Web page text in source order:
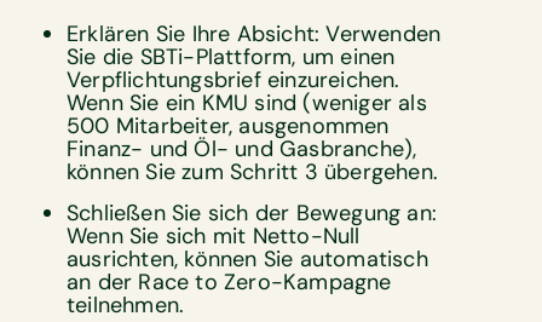
Erklären Sie Ihre Absicht: Verwenden
Sie die SBTi-Plattform, um einen
Verpflichtungsbrief einzureichen.
Wenn Sie ein KMU sind (weniger als
500 Mitarbeiter, ausgenommen
Finanz- und Öl- und Gasbranche),
können Sie zum Schritt 3 übergehen.
Schließen Sie sich der Bewegung an:
Wenn Sie sich mit Netto-Null
ausrichten, können Sie automatisch
an der Race to Zero-Kampagne
teilnehmen.